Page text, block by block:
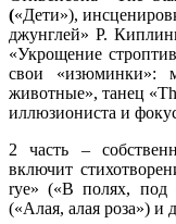
(«Дети»),
джунглей» Р.
«Укрощение
свои «изюминки»:
животные», танец
иллюзиониста и
2 часть –
включит
rye» («В полях, под
(«Алая, алая роза») и